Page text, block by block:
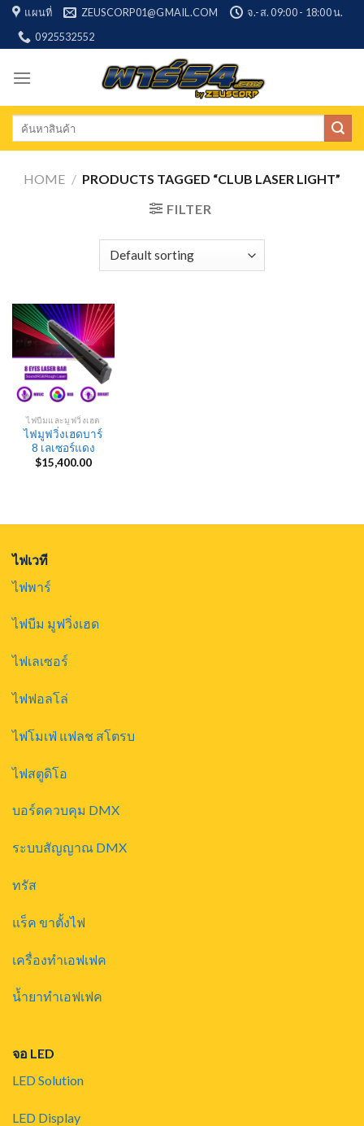
Skip
content
แผนที่ ZEUSCORP01@GMAIL.COM
จ.-ส. 09:00 - 18:00 น.
0925532552
Search
HOME / PRODUCTS TAGGED “CLUB LASER LIGHT”
FILTER
ไฟบีมและมูฟวิ่งเฮด
ไฟมูฟวิ่งเฮดบาร์
8 เลเซอร์แดง
$15,400.00
ไฟเวที
ไฟพาร์
ไฟบีม มูฟวิ่งเฮด
ไฟเลเซอร์
ไฟฟอลโล่
ไฟโมเฟ่ แฟลช สโตรบ
ไฟสตูดิโอ
บอร์ดควบคุม DMX
ระบบสัญญาณ DMX
ทรัส
แร็ค ขาตั้งไฟ
เครื่องทำเอฟเฟค
น้ำยาทำเอฟเฟค
จอ LED
LED Solution
LED Display